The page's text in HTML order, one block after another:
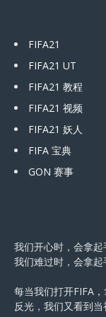
FIFA21
FIFA21 UT
FIFA21 教程
FIFA21 视频
FIFA21 妖人
FIFA 宝典
GON 赛事
我们开心时，会拿起
我们难过时，会拿起
每当我们打开FIFA
反光，我们又看到当